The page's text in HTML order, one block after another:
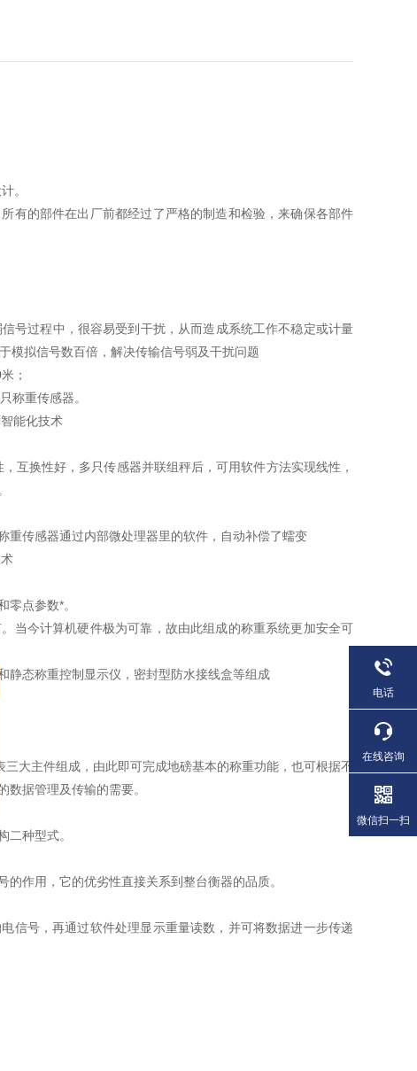
。
的部件在出厂前都经过了严格的制造和检验，来确保各部件
过程中，很容易受到干扰，从而造成系统工作不稳定或计量
模拟信号数百倍，解决传输信号弱及干扰问题
；
重传感器。
能化技术
换性好，多只传感器并联组秤后，可用软件方法实现线性，
传感器通过内部微处理器里的软件，自动补偿了蠕变
点参数*。
今计算机硬件极为可靠，故由此组成的称重系统更加安全可
态称重控制显示仪，密封型防水接线盒等组成
主件组成，由此即可完成地磅基本的称重功能，也可根据不
据管理及传输的需要。
种型式。
作用，它的优劣性直接关系到整台衡器的品质。
号，再通过软件处理显示重量读数，并可将数据进一步传递
电话
在线咨询
微信扫一扫